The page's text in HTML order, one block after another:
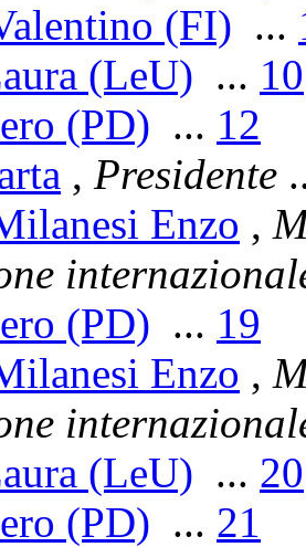
(FI) ...
(LeU) ... 10
(PD) ... 12
, Presidente
Enzo ,
(PD) ... 19
Enzo ,
(LeU) ... 20
(PD) ... 21